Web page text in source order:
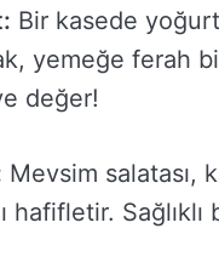
Bir kasede
yemeğe ferah
değer!
Mevsim salatası,
hafifletir.